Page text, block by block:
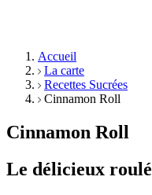
Accueil
La carte
Recettes Sucrées
Cinnamon Roll
Cinnamon Roll
Le délicieux